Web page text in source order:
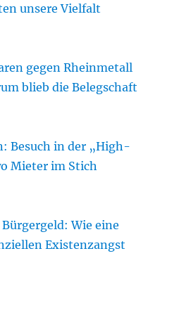
unsere Vielfalt
gegen Rheinmetall
blieb die Belegschaft
Besuch in der „High-
Mieter im Stich
Wie eine
Existenzangst